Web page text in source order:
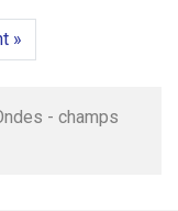
»
- champs